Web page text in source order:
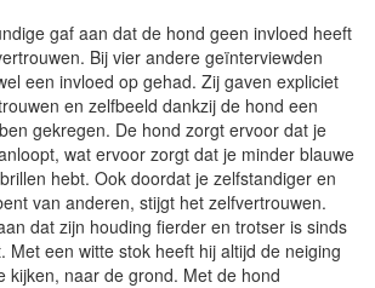
gaf aan dat de hond geen invloed heeft
Bij vier andere geïnterviewden
een invloed op gehad. Zij gaven expliciet
en zelfbeeld dankzij de hond een
gekregen. De hond zorgt ervoor dat je
wat ervoor zorgt dat je minder blauwe
hebt. Ook doordat je zelfstandiger en
van anderen, stijgt het zelfvertrouwen.
dat zijn houding fierder en trotser is sinds
Met een witte stok heeft hij altijd de neiging
kijken, naar de grond. Met de hond